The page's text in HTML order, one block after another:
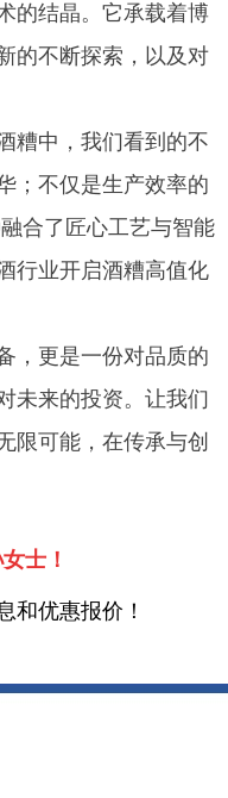
的结晶。它承载着博
的不断探索，以及对
糟中，我们看到的不
；不仅是生产效率的
合了匠心工艺与智能
行业开启酒糟高值化
，更是一份对品质的
未来的投资。让我们
限可能，在传承与创
士！
和优惠报价！